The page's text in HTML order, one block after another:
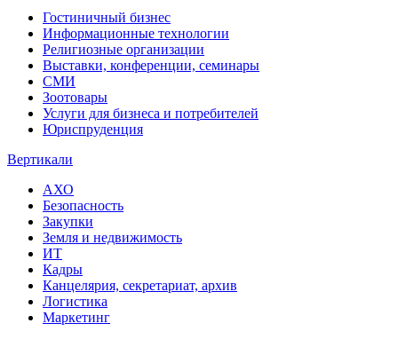
Гостиничный бизнес
Информационные технологии
Религиозные организации
Выставки, конференции, семинары
СМИ
Зоотовары
Услуги для бизнеса и потребителей
Юриспруденция
Вертикали
АХО
Безопасность
Закупки
Земля и недвижимость
ИТ
Кадры
Канцелярия, секретариат, архив
Логистика
Маркетинг